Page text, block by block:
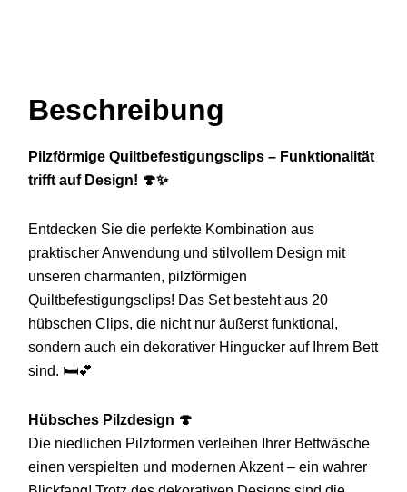
Beschreibung
Pilzförmige Quiltbefestigungsclips – Funktionalität
trifft auf Design! 🍄✨
Entdecken Sie die perfekte Kombination aus
praktischer Anwendung und stilvollem Design mit
unseren charmanten, pilzförmigen
Quiltbefestigungsclips! Das Set besteht aus 20
hübschen Clips, die nicht nur äußerst funktional,
sondern auch ein dekorativer Hingucker auf Ihrem Bett
sind. 🛏️💕
Hübsches Pilzdesign 🍄
Die niedlichen Pilzformen verleihen Ihrer Bettwäsche
einen verspielten und modernen Akzent – ein wahrer